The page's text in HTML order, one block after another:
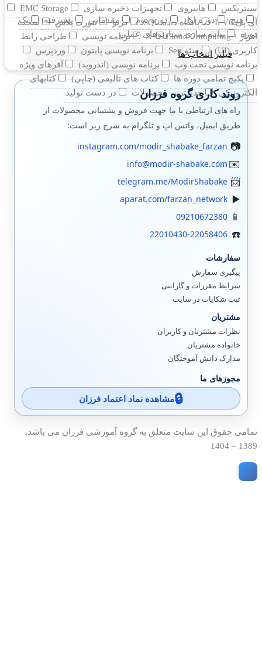
سیتریکس
هایپروی تجهیزات ذخیره سازی
EMC Storage
آی پی IPV6
پایگاه داده SQL کریو نتورک پلاس
سخت
افزار +ACloud Computing برنامه نویسی
طراحی رابط
کاربری (UI)
سئو Seo برنامه نویسی پایتون
وردپرس
برنامه نویسی تحت وب
برنامه نویسی (اندروید)
آفرهای ویژه
پکیچ تمامی دوره ها
کتاب های تالیفی (چاپی)
کتابهای
الکترونیکی
جدیدترین محصولات در دست تولید
هیچ دوره اول دوره دوم مقدماتی پیشرفته
تک
دوره
پیاده سازی سناریوهای عملی
فیلتر انتخاب ها
روند کاری گروه فرزان
راه های ارتباطی با ما جهت فروش و پشتیبانی محصولات از
طریق ایمیل، واتس اپ و تلگرام به شرح زیر است:
instagram.com/modir_shabake_farzan
info@modir-shabake.com
telegram.me/ModirShabake
aparat.com/farzan_network
09210672380
22010430-22058406
سفارشات
پیگیری سفارش
شرایط مقررات و گارانتی
ثبت شکایات در سایت
مشتریان
نظرات مشتریان و کاربران
خانواده مشتریان
مدارک دانش آموختگان
مجوزهای ما
مشاهده نماد اعتماد فرزان
تمامی حقوق این سایت متعلق به گروه آموزشی فرزان می باشد.
1389 – 1404